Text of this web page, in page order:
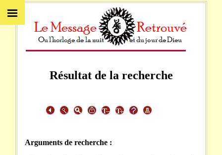
Résultat de la recherche
Arguments de recherche :